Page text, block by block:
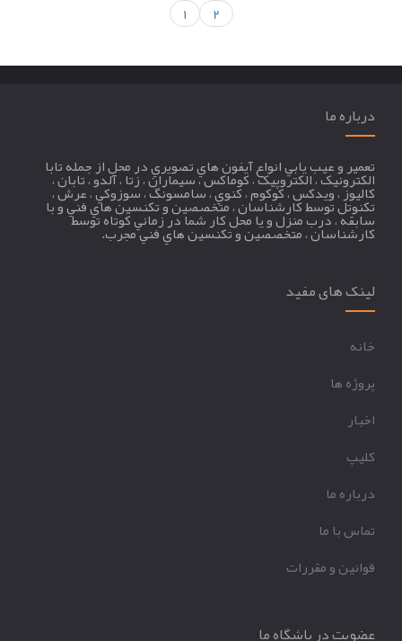
1 2
درباره ما
تعمير و عيب يابي انواع آيفون هاي تصويري در محل از جمله تابا
الکترونيک ، الکتروپيک ، کوماکس ، سيماران ، زتا ، آلدو ، تابان ،
کاليوز ، ويدکس ، کوکوم ، کنوي ، سامسونگ ، سوزوکي ، عرش ،
تکنوتل توسط کارشناسان ، متخصصين و تکنسين هاي فني و با
سابقه ، درب منزل و يا محل کار شما در زماني کوتاه توسط
کارشناسان ، متخصصين و تکنسين هاي فني مجرب.
لینک های مفید
خانه
پروژه ها
اخبار
کليپ
درباره ما
تماس با ما
قوانين و مقررات
عضویت در باشگاه ما